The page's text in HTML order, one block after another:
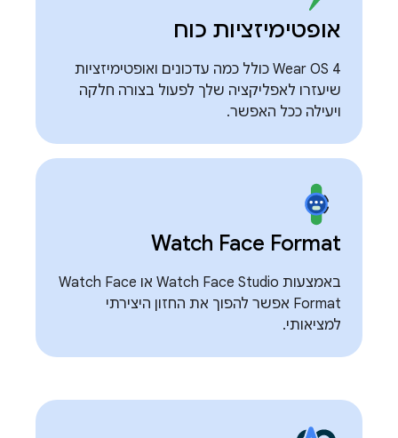
אופטימיזציות כוח
Wear OS 4 כולל כמה עדכונים ואופטימיזציות
שיעזרו לאפליקציה שלך לפעול בצורה חלקה
ויעילה ככל האפשר.
Watch Face Format
באמצעות Watch Face Studio או Watch Face
Format אפשר להפוך את החזון היצירתי
למציאותי.